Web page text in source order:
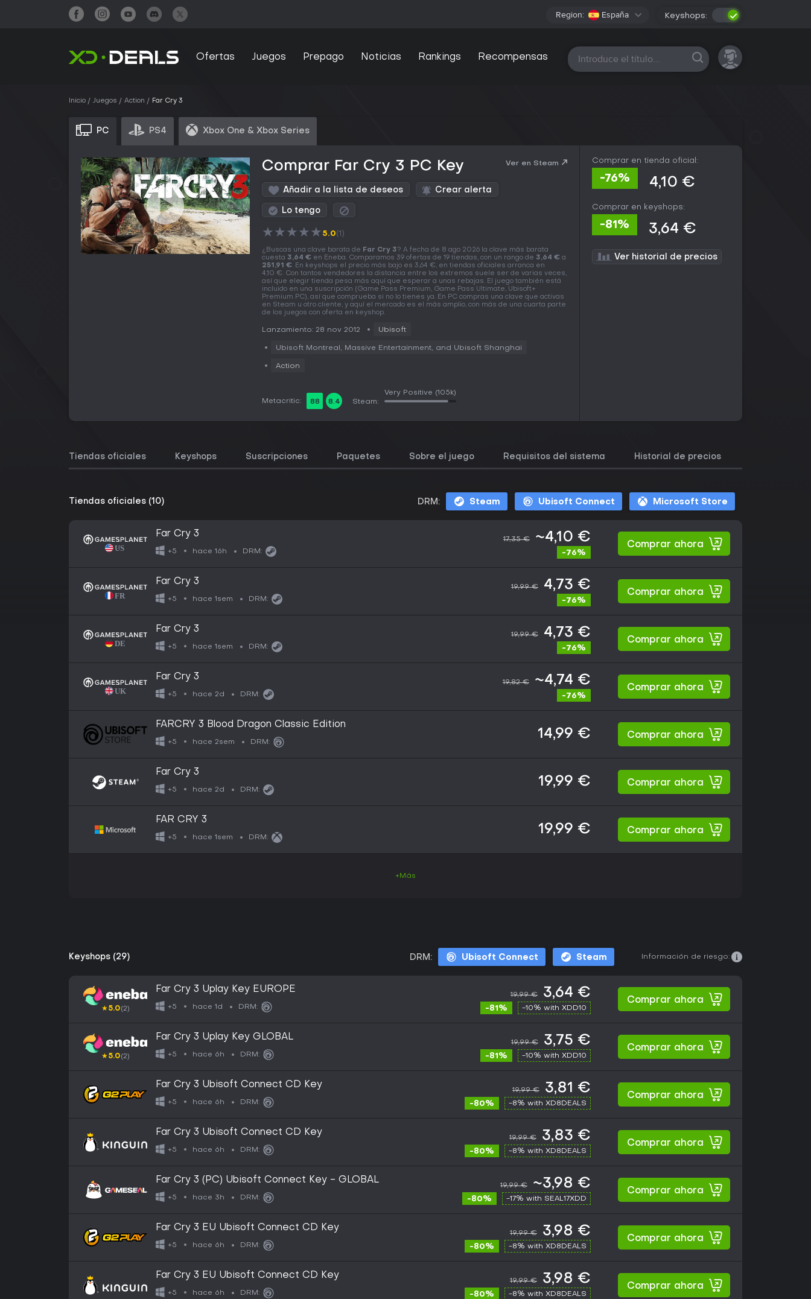
Region: España Keyshops:
Ofertas Juegos Prepago Noticias Rankings Recompensas Todas las plataformas
Inicio Juegos Action Far Cry 3
PC PS4 Xbox One & Xbox Series
Comprar Far Cry 3 PC Key Ver en Steam
Añadir a la lista de deseos Crear alerta
Lo tengo
★★★★★ 5.0(1)
¿Buscas una clave barata de Far Cry 3? A fecha de 8 ago 2026 la clave más barata
cuesta 3,64 € en Eneba. Comparamos 39 ofertas de 19 tiendas, con un rango de 3,64 € a
251,91 €. En keyshops el precio más bajo es 3,64 €, en tiendas oficiales arranca en
4,10 €. Con tantos vendedores la distancia entre los extremos suele ser de varias veces,
así que elegir tienda pesa más aquí que esperar a unas rebajas. El juego también está
incluido en una suscripción (Game Pass Premium, Game Pass Ultimate, Ubisoft+
Premium PC), así que comprueba si no lo tienes ya. En PC compras una clave que activas
en Steam u otro cliente, y aquí el mercado es el más amplio, con más de una cuarta parte
de los juegos con oferta en keyshop.
Lanzamiento: 28 nov 2012 Ubisoft
Ubisoft Montreal, Massive Entertainment, and Ubisoft Shanghai
Action
Metacritic: 88 8.4 Steam:
Very Positive (105k)
Comprar en tienda oficial:
-76% 4,10 €
Comprar en keyshops:
-81% 3,64 €
Ver historial de precios
Tiendas oficiales Keyshops Suscripciones Paquetes Sobre el juego Requisitos del sistema Historial de precios
Tiendas oficiales (10) DRM: Steam Ubisoft Connect Microsoft Store
Far Cry 3
+5 hace 16h DRM:
17,35 € ~4,10 €
-76%
Comprar ahora
Far Cry 3
+5 hace 1sem DRM:
19,99 € 4,73 €
-76%
Comprar ahora
Far Cry 3
+5 hace 1sem DRM:
19,99 € 4,73 €
-76%
Comprar ahora
Far Cry 3
+5 hace 2d DRM:
19,82 € ~4,74 €
-76%
Comprar ahora
FARCRY 3 Blood Dragon Classic Edition
+5 hace 2sem DRM:
14,99 € Comprar ahora
Far Cry 3
+5 hace 2d DRM:
19,99 € Comprar ahora
FAR CRY 3
+5 hace 1sem DRM:
19,99 € Comprar ahora
+Más
Keyshops (29) DRM: Ubisoft Connect Steam Información de riesgo:
★5.0(2)
Far Cry 3 Uplay Key EUROPE
+5 hace 1d DRM:
19,99 € 3,64 €
-81% -10% with XDD10
Comprar ahora
★5.0(2)
Far Cry 3 Uplay Key GLOBAL
+5 hace 6h DRM:
19,99 € 3,75 €
-81% -10% with XDD10
Comprar ahora
Far Cry 3 Ubisoft Connect CD Key
+5 hace 6h DRM:
19,99 € 3,81 €
-80% -8% with XD8DEALS
Comprar ahora
Far Cry 3 Ubisoft Connect CD Key
+5 hace 6h DRM:
19,99 € 3,83 €
-80% -8% with XD8DEALS
Comprar ahora
Far Cry 3 (PC) Ubisoft Connect Key - GLOBAL
+5 hace 3h DRM:
19,99 € ~3,98 €
-80% -17% with SEAL17XDD
Comprar ahora
Far Cry 3 EU Ubisoft Connect CD Key
+5 hace 6h DRM:
19,99 € 3,98 €
-80% -8% with XD8DEALS
Comprar ahora
Far Cry 3 EU Ubisoft Connect CD Key
+5 hace 6h DRM:
19,99 € 3,98 €
-80% -8% with XD8DEALS
Comprar ahora